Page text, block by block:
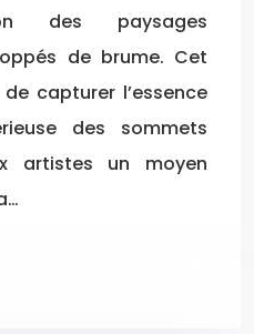
des paysages
de brume. Cet
capturer l’essence
des sommets
artistes un moyen